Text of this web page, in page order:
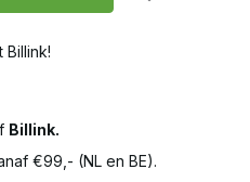
Billink!
Billink.
€99,- (NL en BE).